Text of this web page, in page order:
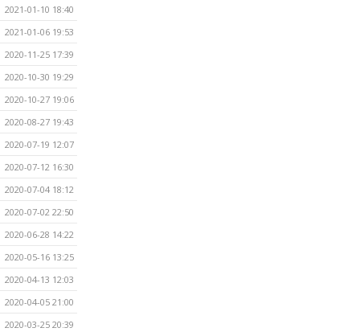
2021-01-10 18:40
2021-01-06 19:53
2020-11-25 17:39
2020-10-30 19:29
2020-10-27 19:06
2020-08-27 19:43
2020-07-19 12:07
2020-07-12 16:30
2020-07-04 18:12
2020-07-02 22:50
2020-06-28 14:22
2020-05-16 13:25
2020-04-13 12:03
2020-04-05 21:00
2020-03-25 20:39